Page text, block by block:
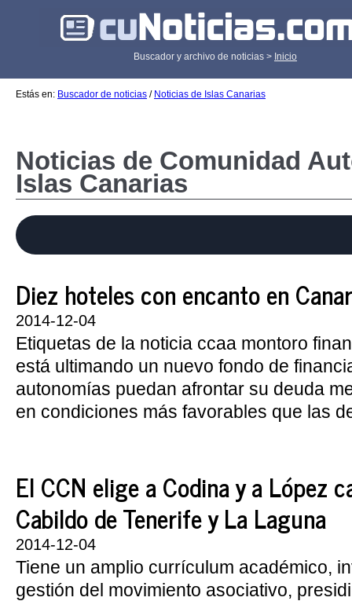
Buscador y archivo de noticias > Inicio
Estás en: Buscador de noticias / Noticias de Islas Canarias
Noticias de Comunidad
Islas Canarias
Diez hoteles con encanto en
2014-12-04
Etiquetas de la noticia ccaa montoro
está ultimando un nuevo fondo de
autonomías puedan afrontar su deuda
en condiciones más favorables que las
El CCN elige a Codina y a López
Cabildo de Tenerife y La Laguna
2014-12-04
Tiene un amplio currículum académico,
gestión del movimiento asociativo,